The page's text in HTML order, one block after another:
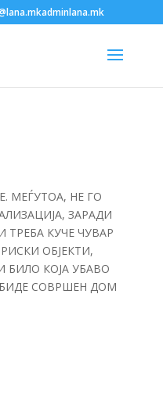
МЕЃУТОА, НЕ ГО
ЗАРАДИ
ТРЕБА КУЧЕ ЧУВАР
ОБЈЕКТИ,
КОЈА УБАВО
СОВРШЕН ДОМ